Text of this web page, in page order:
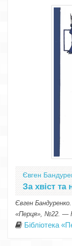
Євген
За хвіст та
Євген
«Перця», №22. —
Бібліотека